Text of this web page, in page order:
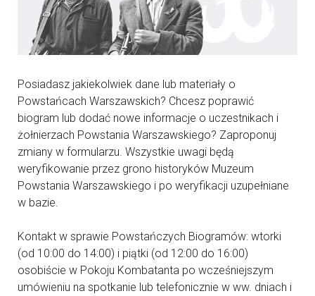
Posiadasz jakiekolwiek dane lub materiały o
Powstańcach Warszawskich? Chcesz poprawić
biogram lub dodać nowe informacje o uczestnikach i
żołnierzach Powstania Warszawskiego? Zaproponuj
zmiany w formularzu. Wszystkie uwagi będą
weryfikowanie przez grono historyków Muzeum
Powstania Warszawskiego i po weryfikacji uzupełniane
w bazie.
Kontakt w sprawie Powstańczych Biogramów: wtorki
(od 10:00 do 14:00) i piątki (od 12:00 do 16:00)
osobiście w Pokoju Kombatanta po wcześniejszym
umówieniu na spotkanie lub telefonicznie w ww. dniach i